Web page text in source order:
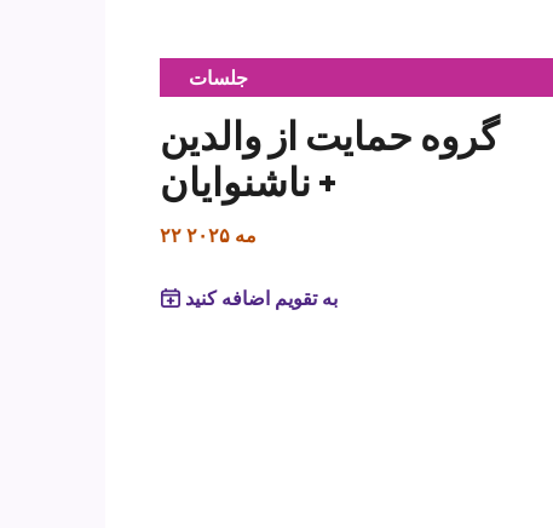
جلسات
گروه حمایت از والدین
ناشنوایان +
۲۲ مه ۲۰۲۵
به تقویم اضافه کنید